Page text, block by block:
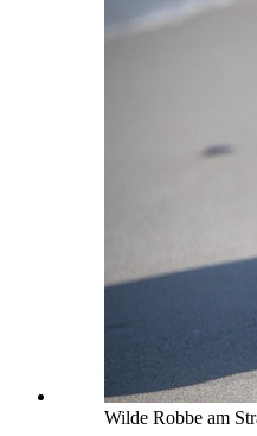
Wilde Robbe am